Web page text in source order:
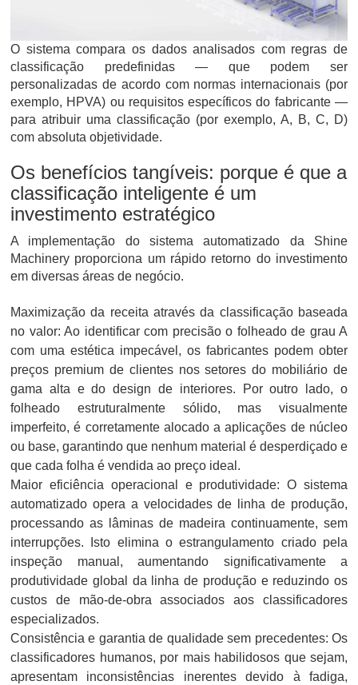
O sistema compara os dados analisados ​​com regras de
classificação predefinidas — que podem ser
personalizadas de acordo com normas internacionais (por
exemplo, HPVA) ou requisitos específicos do fabricante —
para atribuir uma classificação (por exemplo, A, B, C, D)
com absoluta objetividade.
Os benefícios tangíveis: porque é que a
classificação inteligente é um
investimento estratégico
A implementação do sistema automatizado da Shine
Machinery proporciona um rápido retorno do investimento
em diversas áreas de negócio.
Maximização da receita através da classificação baseada
no valor: Ao identificar com precisão o folheado de grau A
com uma estética impecável, os fabricantes podem obter
preços premium de clientes nos setores do mobiliário de
gama alta e do design de interiores. Por outro lado, o
folheado estruturalmente sólido, mas visualmente
imperfeito, é corretamente alocado a aplicações de núcleo
ou base, garantindo que nenhum material é desperdiçado e
que cada folha é vendida ao preço ideal.
Maior eficiência operacional e produtividade: O sistema
automatizado opera a velocidades de linha de produção,
processando as lâminas de madeira continuamente, sem
interrupções. Isto elimina o estrangulamento criado pela
inspeção manual, aumentando significativamente a
produtividade global da linha de produção e reduzindo os
custos de mão-de-obra associados aos classificadores
especializados.
Consistência e garantia de qualidade sem precedentes: Os
classificadores humanos, por mais habilidosos que sejam,
apresentam inconsistências inerentes devido à fadiga,